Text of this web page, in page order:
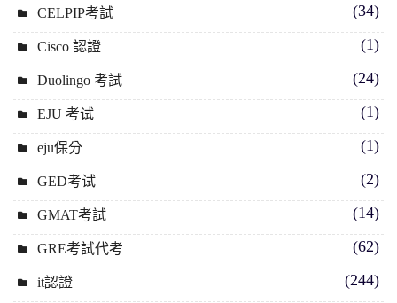
CELPIP考試 (34)
Cisco 認證 (1)
Duolingo 考試 (24)
EJU 考试 (1)
eju保分 (1)
GED考试 (2)
GMAT考試 (14)
GRE考試代考 (62)
it認證 (244)